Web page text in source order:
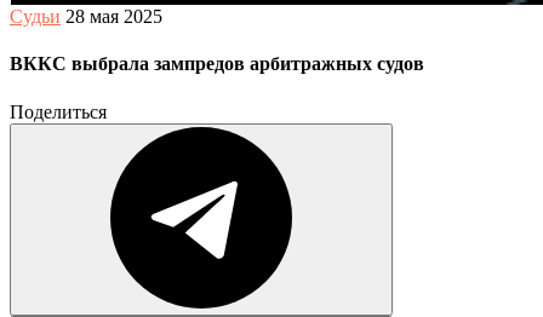
Судьи 28 мая 2025
ВККС выбрала зампредов арбитражных судов
Поделиться